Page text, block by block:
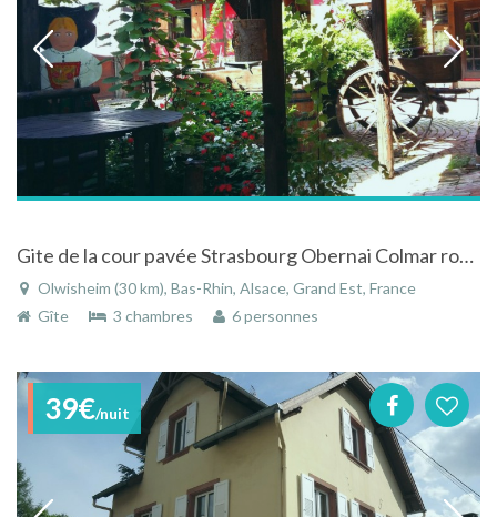
Gite de la cour pavée Strasbourg Obernai Colmar route des vins chateaux musées
Olwisheim (30 km), Bas-Rhin, Alsace, Grand Est, France
Gîte
3 chambres 6 personnes
39€/nuit